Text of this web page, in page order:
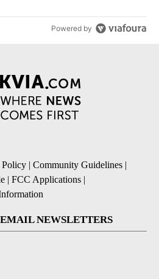
Powered by
Policy | Community Guidelines |
| FCC Applications |
NEWSLETTERS